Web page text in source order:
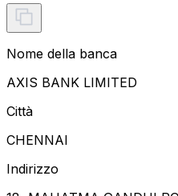
Nome della banca
AXIS BANK LIMITED
Città
CHENNAI
Indirizzo